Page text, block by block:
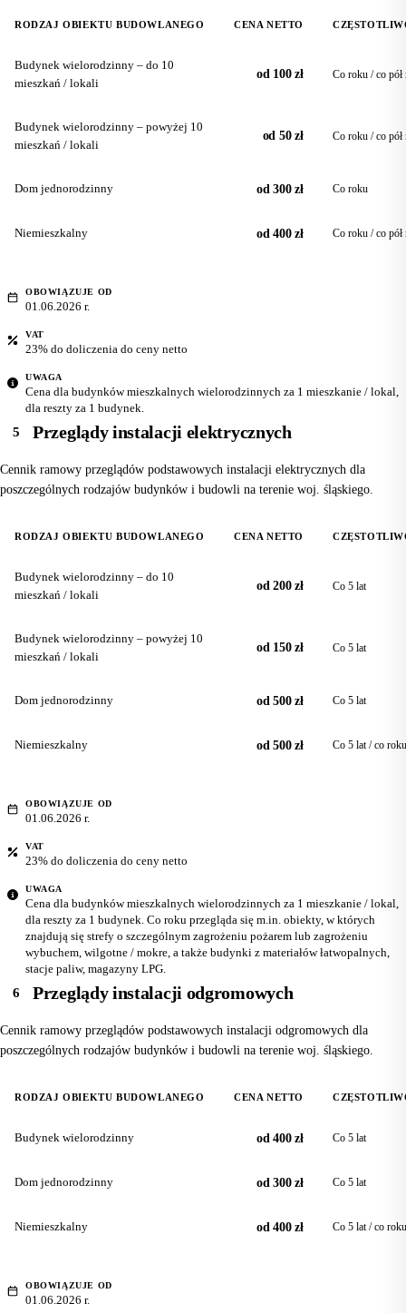
RODZAJ OBIEKTU BUDOWLANEGO CENA NETTO
Budynek wielorodzinny – do 10
mieszkań / lokali
od 100 zł Co roku / co pół
Budynek wielorodzinny – powyżej 10
mieszkań / lokali
od 50 zł Co roku / co pół
Dom jednorodzinny od 300 zł Co roku
Niemieszkalny od 400 zł Co roku / co pół
OBOWIĄZUJE OD
01.06.2026 r.
VAT
23% do doliczenia do ceny netto
UWAGA
Cena dla budynków mieszkalnych wielorodzinnych za 1 mieszkanie / lokal,
dla reszty za 1 budynek.
5 Przeglądy instalacji elektrycznych
Cennik ramowy przeglądów podstawowych instalacji elektrycznych dla
poszczególnych rodzajów budynków i budowli na terenie woj. śląskiego.
RODZAJ OBIEKTU BUDOWLANEGO CENA NETTO
Budynek wielorodzinny – do 10
mieszkań / lokali
od 200 zł Co 5 lat
Budynek wielorodzinny – powyżej 10
mieszkań / lokali
od 150 zł Co 5 lat
Dom jednorodzinny od 500 zł Co 5 lat
Niemieszkalny od 500 zł Co 5 lat / co roku
OBOWIĄZUJE OD
01.06.2026 r.
VAT
23% do doliczenia do ceny netto
UWAGA
Cena dla budynków mieszkalnych wielorodzinnych za 1 mieszkanie / lokal,
dla reszty za 1 budynek. Co roku przegląda się m.in. obiekty, w których
znajdują się strefy o szczególnym zagrożeniu pożarem lub zagrożeniu
wybuchem, wilgotne / mokre, a także budynki z materiałów łatwopalnych,
stacje paliw, magazyny LPG.
6 Przeglądy instalacji odgromowych
Cennik ramowy przeglądów podstawowych instalacji odgromowych dla
poszczególnych rodzajów budynków i budowli na terenie woj. śląskiego.
RODZAJ OBIEKTU BUDOWLANEGO CENA NETTO
Budynek wielorodzinny od 400 zł Co 5 lat
Dom jednorodzinny od 300 zł Co 5 lat
Niemieszkalny od 400 zł Co 5 lat / co roku
OBOWIĄZUJE OD
01.06.2026 r.